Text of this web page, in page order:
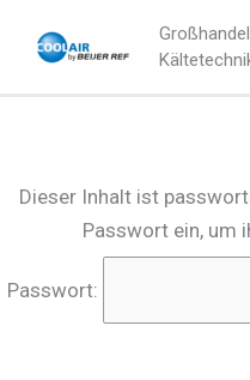
Inhalt
Dieser Inhalt ist
Passwort ein, um
Passwort: